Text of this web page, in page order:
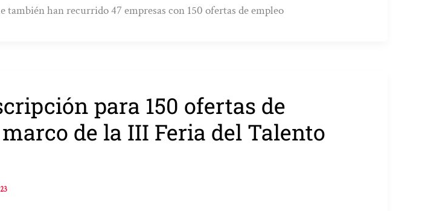
también han recurrido 47 empresas con 150 ofertas de empleo
para 150 ofertas de
de la III Feria del Talento